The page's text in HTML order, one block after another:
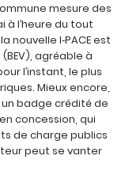
mesure des
à l’heure du tout
nouvelle I‑PACE est
agréable à
l’instant, le plus
Mieux encore,
badge crédité de
concession, qui
de charge publics
peut se vanter